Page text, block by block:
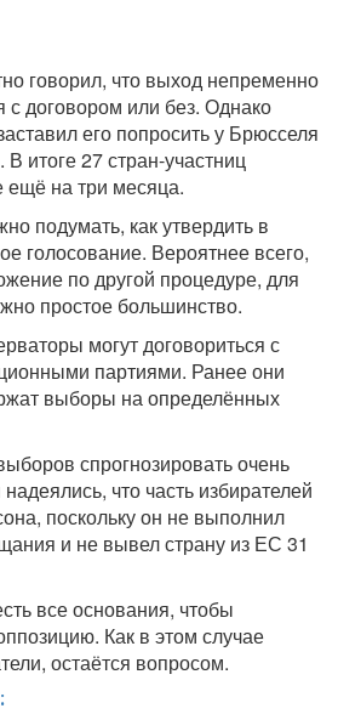
говорил, что выход непременно
с договором или без. Однако
его попросить у Брюсселя
В итоге 27 стран-участниц
ещё на три месяца.
подумать, как утвердить в
голосование. Вероятнее всего,
по другой процедуре, для
простое большинство.
могут договориться с
партиями. Ранее они
выборы на определённых
спрогнозировать очень
что часть избирателей
поскольку он не выполнил
и не вывел страну из ЕС 31
все основания, чтобы
Как в этом случае
остаётся вопросом.